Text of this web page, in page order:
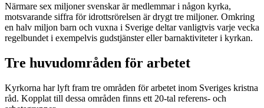
Närmare sex miljoner svenskar är medlemmar i någon kyrka,
motsvarande siffra för idrottsrörelsen är drygt tre miljoner. Omkring
en halv miljon barn och vuxna i Sverige deltar vanligtvis varje vecka
regelbundet i exempelvis gudstjänster eller barnaktiviteter i kyrkan.
Tre huvudområden för arbetet
Kyrkorna har lyft fram tre områden för arbetet inom Sveriges kristna
råd. Kopplat till dessa områden finns ett 20-tal referens- och